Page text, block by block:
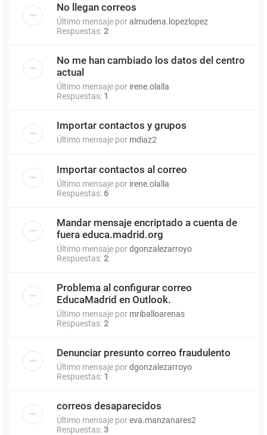
No llegan correos
Último mensaje poralmudena.lopezlopez
Respuestas:2
No me han cambiado los datos del centro
actual
Último mensaje por irene.olalla
Respuestas: 1
Importar contactos y grupos
Último mensaje por mdiaz2
Importar contactos al correo
Último mensaje por irene.olalla
Respuestas: 6
Mandar mensaje encriptado a cuenta de
fuera educa.madrid.org
Último mensaje pordgonzalezarroyo
Respuestas:2
Problema al configurar correo
EducaMadrid en Outlook.
Último mensaje por mriballoarenas
Respuestas:2
Denunciar presunto correo fraudulento
Último mensaje pordgonzalezarroyo
Respuestas: 1
correos desaparecidos
Último mensaje poreva.manzanares2
Respuestas:3